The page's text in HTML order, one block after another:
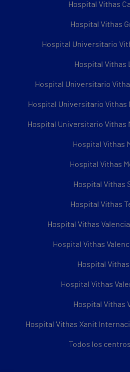
Hospital Vithas
Hospital Vithas
Hospital Universitario
Hospital Vithas
Hospital Universitario
Hospital Universitario Vithas
Hospital Universitario Vithas
Hospital Vithas
Hospital Vithas
Hospital Vithas
Hospital Vithas
Hospital Vithas
Hospital Vithas
Hospital
Hospital Vithas
Hospital Vithas
Hospital Vithas Xanit
Todos los